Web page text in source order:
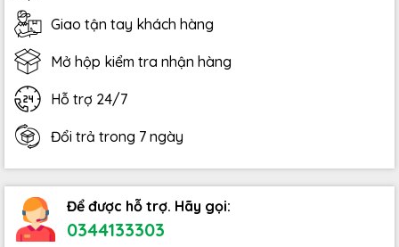
Giao tận tay khách hàng
Mở hộp kiểm tra nhận hàng
Hỗ trợ 24/7
Đổi trả trong 7 ngày
Để được hỗ trợ. Hãy gọi:
0344133303